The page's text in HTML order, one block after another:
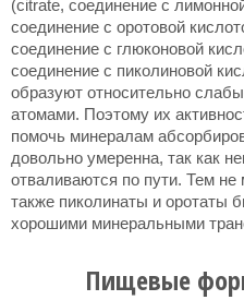
(citrate, соединение с
соединение с оротовой
соединение с глюконовой
соединение с пиколиновой
образуют относительно
атомами. Поэтому их
помочь минералам
довольно умеренна, так как
отваливаются по пути. Тем
также пиколинаты и оротаты
хорошими минеральными
Пищевые